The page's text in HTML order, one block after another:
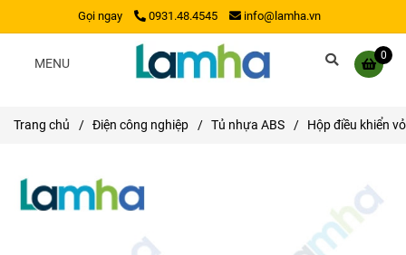
Gọi ngay 0931.48.4545 info@lamha.vn
0
MENU
Trang chủ / Điện công nghiệp / Tủ nhựa ABS / Hộp điều khiển